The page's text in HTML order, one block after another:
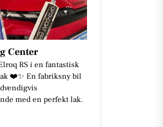
Center
RS i en fantastisk
❤️✨ En fabriksny bil
med en perfekt lak.